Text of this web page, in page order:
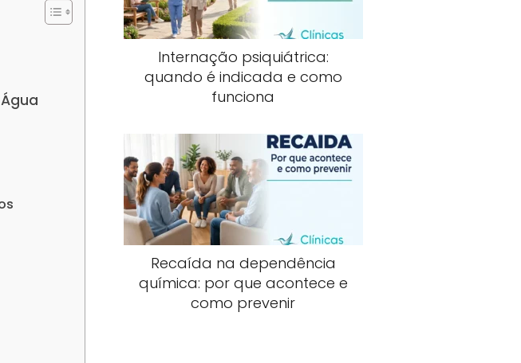
Internação psiquiátrica:
quando é indicada e como
funciona
Recaída na dependência
química: por que acontece e
como prevenir